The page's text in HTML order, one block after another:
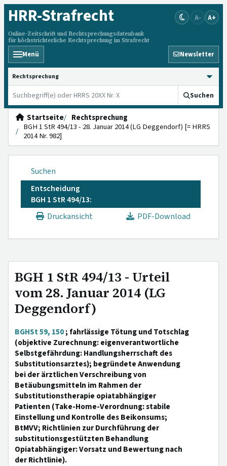
HRR-Strafrecht
Online-Zeitschrift und Rechtsprechungsdatenbank
für höchstrichterliche Rechtsprechung im Strafrecht
A- A+
Menü Newsletter
HRRS durchsuchen
Suchen
Startseite
Rechtsprechung
BGH 1 StR 494/13 - 28. Januar 2014 (LG Deggendorf) [= HRRS
2014 Nr. 982]
Suchen
Entscheidung
BGH 1 StR 494/13:
Druckansicht
PDF-Download
BGH 1 StR 494/13 - Urteil
vom 28. Januar 2014 (LG
Deggendorf)
BGHSt 59, 150; fahrlässige Tötung und Totschlag
(objektive Zurechnung: eigenverantwortliche
Selbstgefährdung: Handlungsherrschaft des
Substitutionsarztes); begründete Anwendung
bei der ärztlichen Verschreibung von
Betäubungsmitteln im Rahmen der
Substitutionstherapie opiatabhängiger
Patienten (Take-Home-Verordnung: stabile
Einstellung und Kontrolle des Beikonsums;
BtMVV; Richtlinien zur Durchführung der
substitutionsgestützten Behandlung
Opiatabhängiger: Vorsatz und Bewertung nach
der Richtlinie).